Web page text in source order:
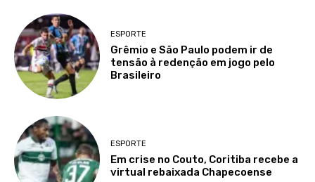
ESPORTE
Grêmio e São Paulo podem ir de
tensão à redenção em jogo pelo
Brasileiro
ESPORTE
Em crise no Couto, Coritiba recebe a
virtual rebaixada Chapecoense